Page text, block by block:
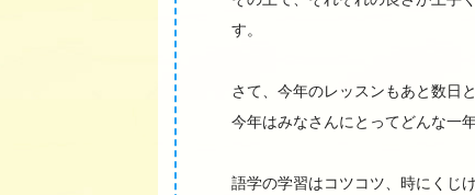
す。
さて、今年のレッスンもあと数日
今年はみなさんにとってどんな一
語学の学習はコツコツ、時にくじ